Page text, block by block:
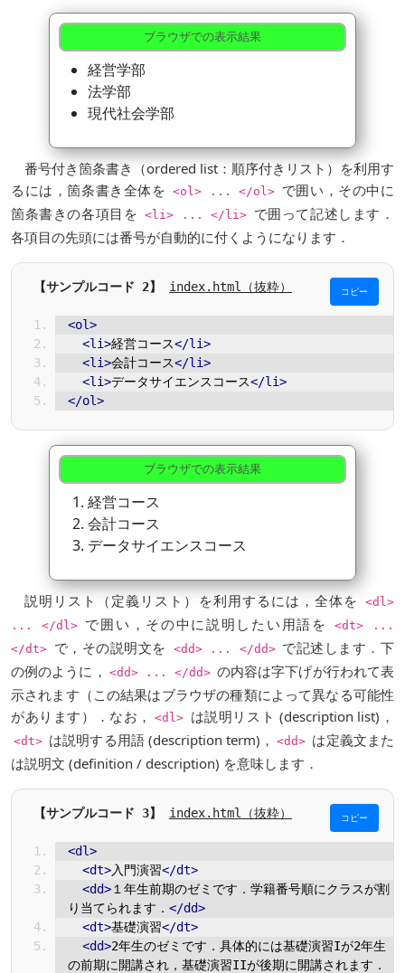
ブラウザでの表示結果
経営学部
法学部
現代社会学部
番号付き箇条書き（ordered list：順序付きリスト）を利用す
るには，箇条書き全体を
<ol> ... </ol> で囲い，その中に
箇条書きの各項目を <li> ... </li> で囲って記述します．
各項目の先頭には番号が自動的に付くようになります．
index.html（抜粋） コピー
<ol>
<li>経営コース</li>
<li>会計コース</li>
<li>データサイエンスコース</li>
</ol>
ブラウザでの表示結果
経営コース
会計コース
データサイエンスコース
説明リスト（定義リスト）を利用するには，全体を
<dl>
... </dl>
で囲い，その中に説明したい用語を
<dt> ...
</dt> で，その説明文を <dd> ... </dd> で記述します．下
の例のように， <dd> ... </dd> の内容は字下げが行われて表
示されます（この結果はブラウザの種類によって異なる可能性
があります）．なお，
<dl> は説明リスト (description list)，
<dt> は説明する用語 (description term)， <dd> は定義文また
は説明文 (definition / description) を意味します．
index.html（抜粋） コピー
<dl>
<dt>入門演習</dt>
<dd>１年生前期のゼミです．学籍番号順にクラスが割
り当てられます． </dd>
<dt>基礎演習</dt>
<dd>2年生のゼミです．具体的には基礎演習Iが2年生
の前期に開講され，基礎演習IIが後期に開講されます．